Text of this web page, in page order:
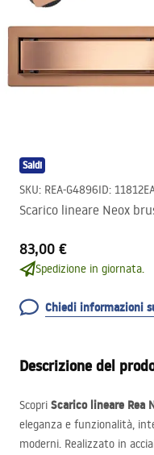
Saldi
SKU: REA-G4896ID: 11812
Scarico lineare Neox
83,00 €
Spedizione in giornata.
Chiedi informazioni
Descrizione del
Scopri Scarico lineare Rea
eleganza e funzionalità,
moderni. Realizzato in